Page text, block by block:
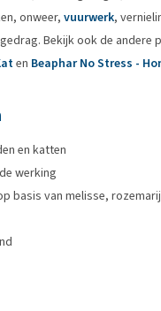
onweer, vuurwerk,
Bekijk ook de andere
en Beaphar No Stress -
en katten
werking
basis van melisse,